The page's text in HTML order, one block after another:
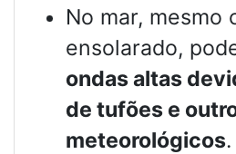
No mar, mesmo
ensolarado,
ondas altas
de tufões e
meteorológicos.